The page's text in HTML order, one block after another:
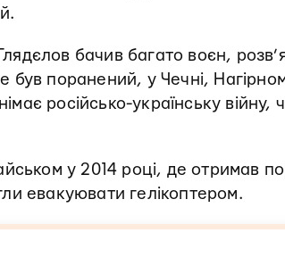
бачив багато воєн,
був поранений, у Чечні,
російсько-українську війну,
у 2014 році, де отримав
евакуювати гелікоптером.